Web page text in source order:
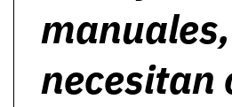
necesitan